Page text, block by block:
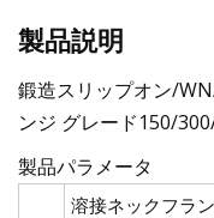
製品説明
鍛造スリップオン/
ンジ グレード150/
製品パラメータ
溶接ネックフラ